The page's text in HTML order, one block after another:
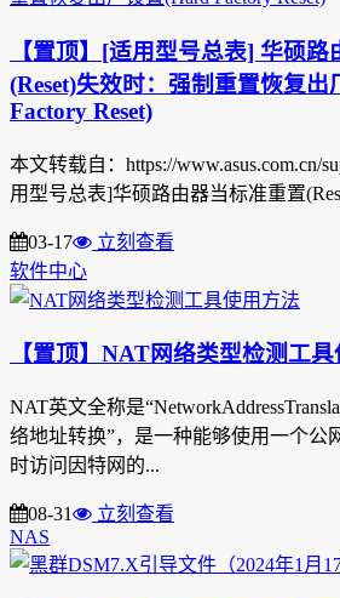
【置顶】[适用型号总表] 华硕路
(Reset)失效时：强制重置恢复出
Factory Reset)
本文转载自：https://www.asus.com.cn/
用型号总表]华硕路由器当标准重置
03-17
立刻查看
软件中心
【置顶】NAT网络类型检测工
NAT英文全称是
络地址转换”，是一种能够使用一个公
时访问因特网的...
08-31
立刻查看
NAS